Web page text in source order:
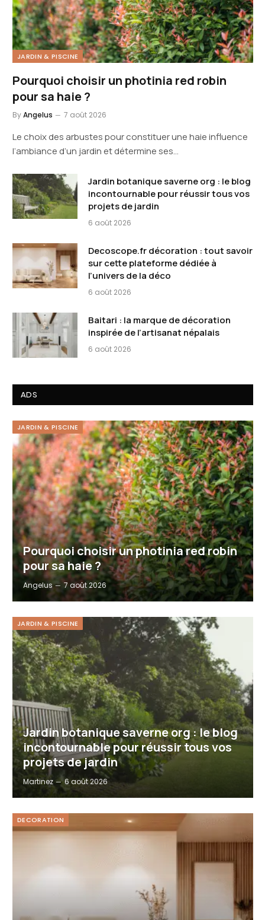
JARDIN & PISCINE
Pourquoi choisir un photinia red robin
pour sa haie ?
ByAngelus 7 août 2026
Le choix des arbustes pour constituer une haie influence
l’ambiance d’un jardin et détermine ses…
Jardin botanique saverne org : le blog
incontournable pour réussir tous vos
projets de jardin
6 août 2026
Decoscope.fr décoration : tout savoir
sur cette plateforme dédiée à
l’univers de la déco
6 août 2026
Baitari : la marque de décoration
inspirée de l’artisanat népalais
6 août 2026
ADS
JARDIN & PISCINE
Pourquoi choisir un photinia red robin
pour sa haie ?
Angelus 7 août 2026
JARDIN & PISCINE
Jardin botanique saverne org : le blog
incontournable pour réussir tous vos
projets de jardin
Martinez 6 août 2026
DECORATION